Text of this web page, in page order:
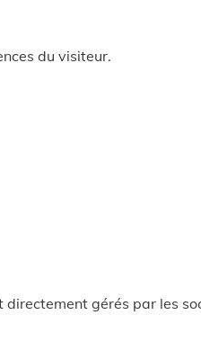
du visiteur.
gérés par les